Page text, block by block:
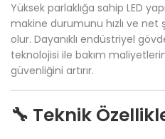
Yüksek parlaklığa sahip LED
makine durumunu hızlı ve net
olur. Dayanıklı endüstriyel
teknolojisi ile bakım
güvenliğini artırır.
🔧 Teknik